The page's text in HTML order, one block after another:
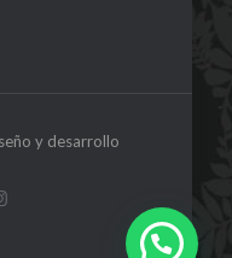
y desarrollo